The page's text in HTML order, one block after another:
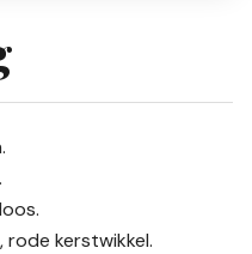
rode kerstwikkel.